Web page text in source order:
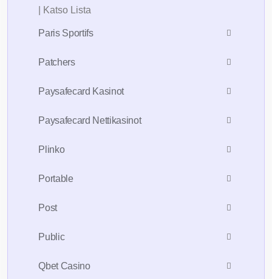
| Katso Lista
Paris Sportifs
Patchers
Paysafecard Kasinot
Paysafecard Nettikasinot
Plinko
Portable
Post
Public
Qbet Casino